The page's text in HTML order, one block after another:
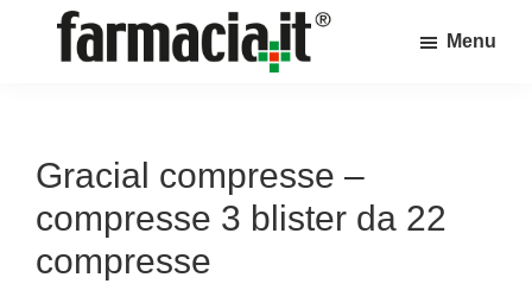
sul
mondo
della
farmacia
Menu
Gracial compresse –
compresse 3 blister da 22
compresse